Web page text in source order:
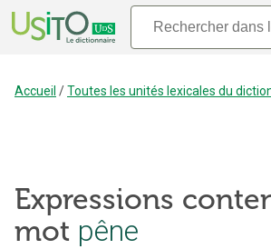
Accueil /Toutes les unités lexicales du
Expressions
mot pêne